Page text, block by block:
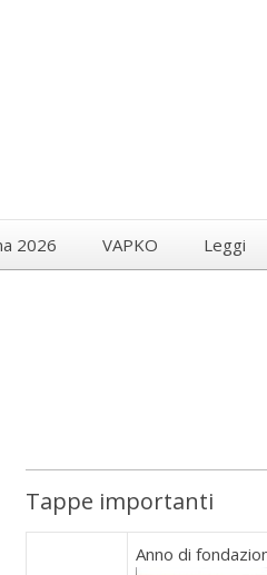
2026 VAPKO Leggi
Tappe importanti
Anno di